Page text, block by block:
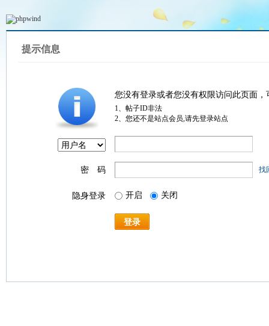
提示信息
您没有登录或者您没有权限访问此页面
1、帖子ID非法
2、您还不是站点会员,请先登录站点
密 码 找
隐身登录 开启 关闭
登录